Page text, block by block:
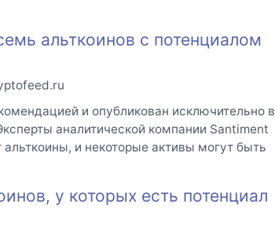
альткоинов с потенциалом
и опубликован исключительно в
аналитической компании Santiment
и некоторые активы могут быть
у которых есть потенциал